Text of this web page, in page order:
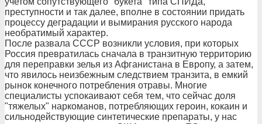
преступности и так далее, вполне в состоянии придать
процессу деградации и вымирания русского народа
необратимый характер.
После развала СССР возникли условия, при которых
Россия превратилась сначала в транзитную территорию
для переправки зелья из Афганистана в Европу, а затем,
что явилось неизбежным следствием транзита, в емкий
рынок конечного потребления отравы. Многие
специалисты успокаивают себя тем, что сейчас доля
"тяжелых" наркоманов, потребляющих героин, кокаин и
сильнодействующие синтетические препараты, у нас